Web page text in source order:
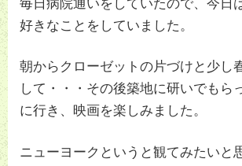
毎日病院通いをしていたので、今日
好きなことをしていました。
朝からクローゼットの片づけと少し
して・・・その後築地に研いでもら
に行き、映画を楽しみました。
ニューヨークというと観てみたいと